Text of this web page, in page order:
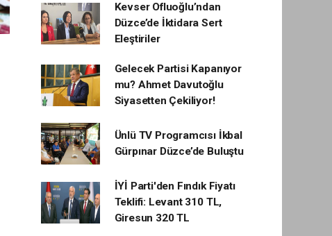
Kevser Ofluoğlu’ndan
Düzce’de İktidara Sert
Eleştiriler
Gelecek Partisi Kapanıyor
mu? Ahmet Davutoğlu
Siyasetten Çekiliyor!
Ünlü TV Programcısı İkbal
Gürpınar Düzce’de Buluştu
İYİ Parti'den Fındık Fiyatı
Teklifi: Levant 310 TL,
Giresun 320 TL